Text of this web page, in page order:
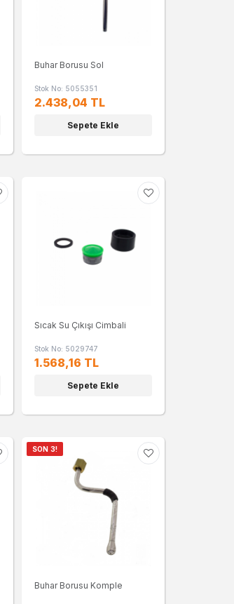
Buhar Borusu Sol
Stok No: 5055351
2.438,04 TL
Sepete Ekle
Sıcak Su Çıkışı Cimbali
Stok No: 5029747
1.568,16 TL
Sepete Ekle
SON 3!
Buhar Borusu Komple